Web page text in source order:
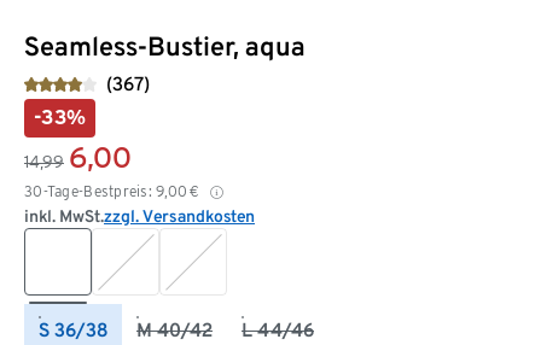
Seamless-Bustier, aqua
(367)
-33%
14,99 6,00
30-Tage-Bestpreis: 9,00 €
inkl. MwSt.zzgl. Versandkosten
S 36/38 M 40/42 L 44/46